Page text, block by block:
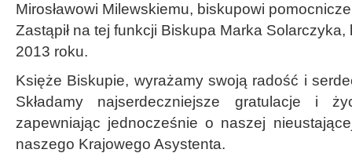
Mirosławowi Milewskiemu, biskupowi
Zastąpił na tej funkcji Biskupa Marka Solarczyka,
2013 roku.
Księże Biskupie, wyrażamy swoją radość i
Składamy najserdeczniejsze gratulacje i
zapewniając jednocześnie o naszej
naszego Krajowego Asystenta.